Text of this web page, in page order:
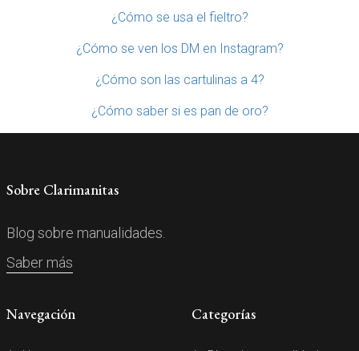
¿Cómo se usa el fieltro?
¿Cómo se ven los DM en Instagram?
¿Cómo son las cartulinas a 4?
¿Cómo saber si es pan de oro?
Sobre Clarimanitas
Blog sobre manualidades.
Saber más
Navegación Categorías